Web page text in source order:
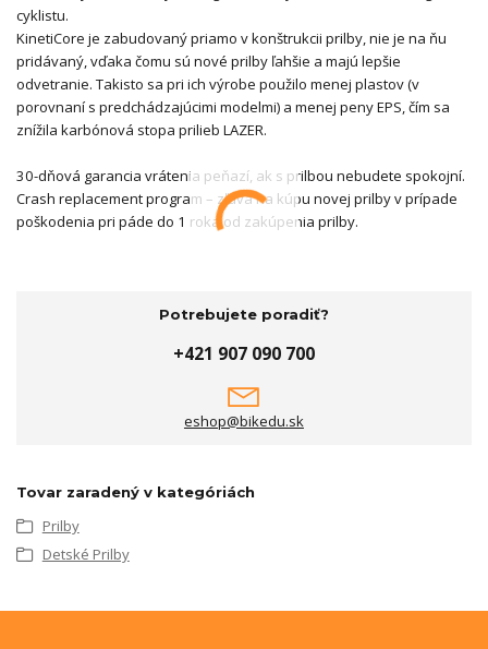
cyklistu.
KinetiCore je zabudovaný priamo v konštrukcii prilby, nie je na ňu
pridávaný, vďaka čomu sú nové prilby ľahšie a majú lepšie
odvetranie. Takisto sa pri ich výrobe použilo menej plastov (v
porovnaní s predchádzajúcimi modelmi) a menej peny EPS, čím sa
znížila karbónová stopa prilieb LAZER.
30-dňová garancia vrátenia peňazí, ak s prilbou nebudete spokojní.
Crash replacement program – zľava na kúpu novej prilby v prípade
poškodenia pri páde do 1 roka od zakúpenia prilby.
Potrebujete poradiť?
+421 907 090 700
eshop@bikedu.sk
Tovar zaradený v kategóriách
Prilby
Detské Prilby